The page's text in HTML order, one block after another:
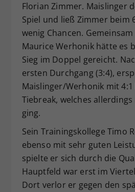
Florian Zimmer. Maislinger
Spiel und ließ Zimmer beim
wenig Chancen.
Maurice Werhonik hätte es
Sieg im Doppel gereicht.
ersten Durchgang (3:4),
Maislinger/Werhonik mit
Tiebreak, welches
ging.
Sein Trainingskollege Timo
ebenso mit sehr guten
spielte er sich durch die
Hauptfeld war erst im
Dort verlor er gegen den